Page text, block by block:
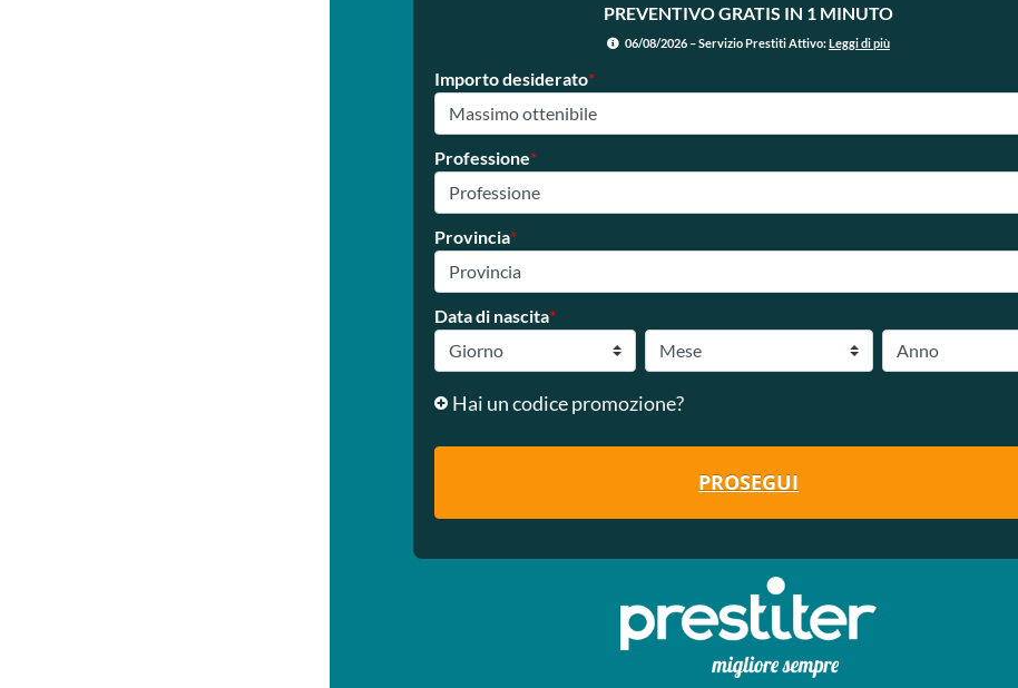
PREVENTIVO GRATIS IN 1 MINUTO
06/08/2026 – Servizio Prestiti Attivo:Leggi di più
Importo desiderato*
Professione*
Provincia*
Data di nascita*
Hai un codice promozione?
PROSEGUI